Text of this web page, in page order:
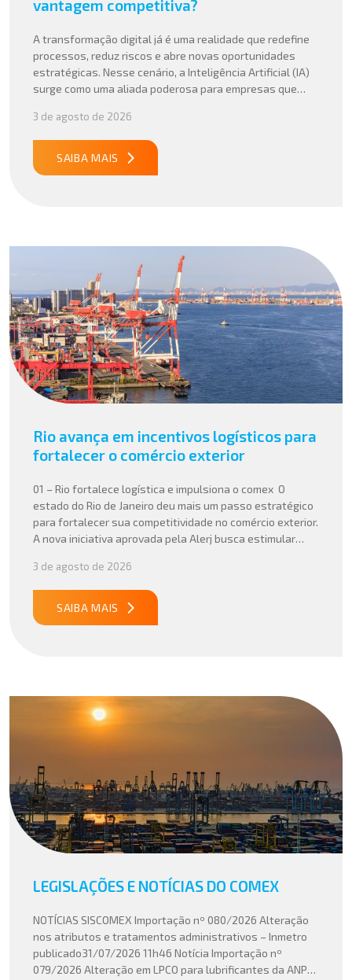
vantagem competitiva?
A transformação digital já é uma realidade que redefine
processos, reduz riscos e abre novas oportunidades
estratégicas. Nesse cenário, a Inteligência Artificial (IA)
surge como uma aliada poderosa para empresas que
suas operações internacionais. Mais do que automatizar
tarefas, a IA vem sendo aplicada para interpretar dados
complexos, […]
3 de agosto de 2026
SAIBA MAIS
Rio avança em incentivos logísticos para
fortalecer o comércio exterior
01 – Rio fortalece logística e impulsiona o comex O
estado do Rio de Janeiro deu mais um passo estratégico
para fortalecer sua competitividade no comércio exterior.
A nova iniciativa aprovada pela Alerj busca estimular
para empresas que atuam com importação e exportação,
especialmente em setores que […]
3 de agosto de 2026
SAIBA MAIS
LEGISLAÇÕES E NOTÍCIAS DO COMEX
NOTÍCIAS SISCOMEX Importação nº 080/2026 Alteração
nos atributos e tratamentos administrativos – Inmetro
publicado31/07/2026 11h46 Notícia Importação nº
079/2026 Alteração em LPCO para lubrificantes da ANP